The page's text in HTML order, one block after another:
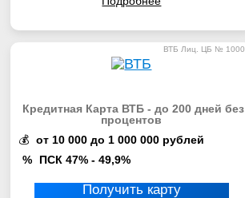
ВТБ Лиц. ЦБ № 1000
Кредитная Карта ВТБ - до 200 дней без
процентов
💰 от 10 000 до 1 000 000 рублей
%
ПСК 47% - 49,9%
Получить карту